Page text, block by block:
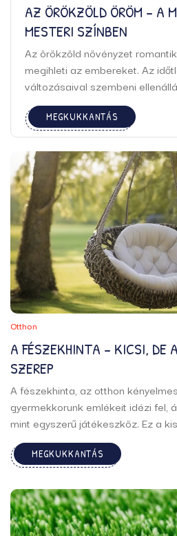
AZ ÖRÖKZÖLD ÖRÖM – A
MESTERI SZÍNBEN
Az örökzöld növényzet
megihleti az embereket. Az
változásaival szembeni
minimális igénye miatt az
például a fenyők és az örökzöld
kertekben és a parkokban.
MEGKUKKANTÁS
Otthon
A FÉSZEKHINTA – KICSI, DE
SZEREP
A fészekhinta, az otthon
gyermekkorunk emlékeit idézi fel,
mint egyszerű játékeszköz. Ez a
központi szerepet tölt be a
élmények megteremtésében. Bár
egyszerűnek tűnhet, ha
hogy ...
MEGKUKKANTÁS